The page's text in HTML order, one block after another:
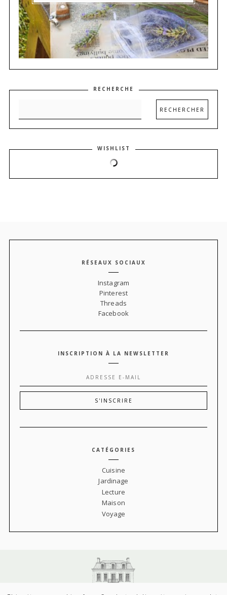
RECHERCHE
WISHLIST
RÉSEAUX SOCIAUX
Instagram
Pinterest
Threads
Facebook
INSCRIPTION À LA NEWSLETTER
CATÉGORIES
Cuisine
Jardinage
Lecture
Maison
Voyage